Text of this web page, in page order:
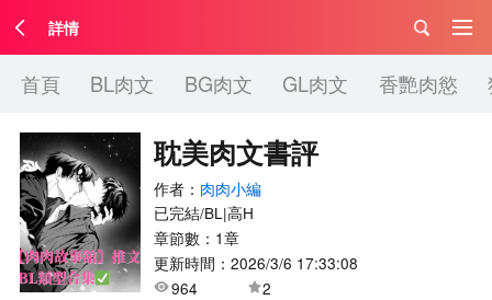
詳情
首頁 BL肉文 BG肉文 GL肉文 香艷肉慾
耽美肉文書評
作者： 肉肉小編
已完結/BL|高H
章節數：1章
更新時間：2026/3/6 17:33:08
964
2